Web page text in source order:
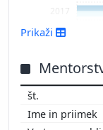
2013
2014
2016
2017
Prikaži